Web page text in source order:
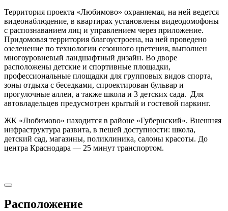
Территория проекта «Любимово» охраняемая, на ней ведется
видеонаблюдение, в квартирах установлены видеодомофоны
с распознаванием лиц и управлением через приложение.
Придомовая территория благоустроена, на ней проведено
озеленение по технологии сезонного цветения, выполнен
многоуровневый ландшафтный дизайн. Во дворе
расположены детские и спортивные площадки,
профессиональные площадки для групповых видов спорта,
зоны отдыха с беседками, спроектирован бульвар и
прогулочные аллеи, а также школа и 3 детских сада. Для
автовладельцев предусмотрен крытый и гостевой паркинг.
ЖК «Любимово» находится в районе «Губернский». Внешняя
инфраструктура развита, в пешей доступности: школа,
детский сад, магазины, поликлиника, салоны красоты. До
центра Краснодара — 25 минут транспортом.
Расположение